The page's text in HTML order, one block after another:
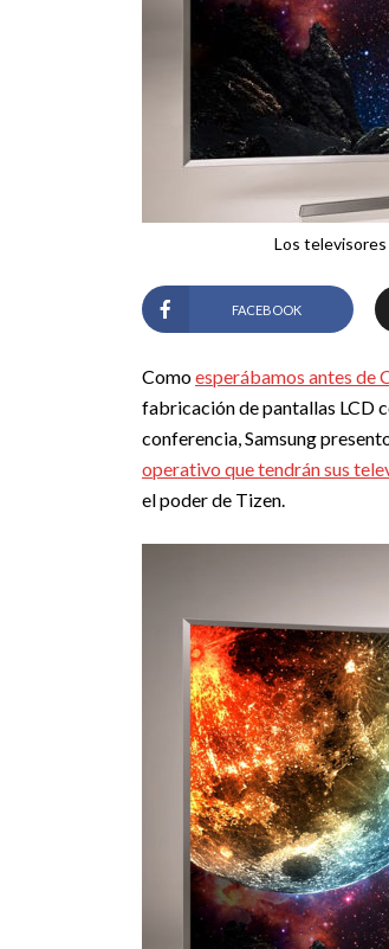
Los televisores
FACEBOOK
Comoesperábamos antes de
fabricación de pantallas LCD
conferencia, Samsung
operativo que tendrán sus
el poder de Tizen.